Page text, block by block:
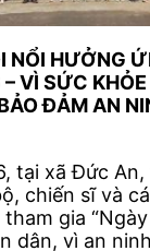
NỔI HƯỞNG
VÌ SỨC
ĐẢM AN
tại xã Đức
chiến sĩ và
gia
dân, vì an